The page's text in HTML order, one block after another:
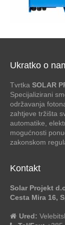
Ukratko o
Tvrtka SOLAR
Specijalizirani
održavanja
zahtjeve tržišta
automatike,
mogućnosti
zakonskom
Kontakt
Solar Projekt
Cesta Mira 16,
Ured: